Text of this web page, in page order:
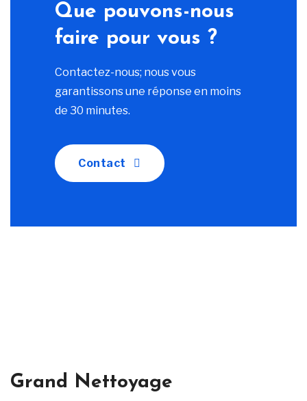
Que pouvons-nous
faire pour vous ?
Contactez-nous; nous vous
garantissons une réponse en moins
de 30 minutes.
Contact
Grand Nettoyage